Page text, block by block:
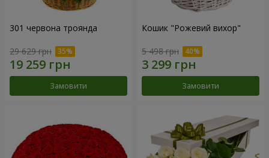
301 червона троянда
29 629 грн
Замовити
Кошик "Рожевий вихор"
5 498 грн
Замовити